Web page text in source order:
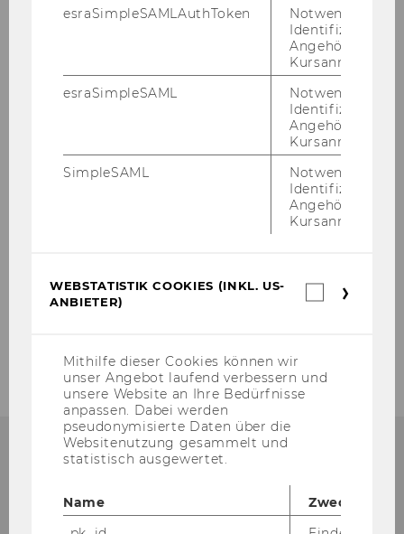
Department Board
Documents and Guidelines
Research
Department of Information
esraSimpleSAMLAuthToken
Notwendig zur
Identifizierung
Angehörige/r für
Kursanmeldung.
esraSimpleSAML
Notwendig zur
Identifizierung
Angehörige/r für
Kursanmeldung.
SimpleSAML
Notwendig zur
Identifizierung
Angehörige/r für
Kursanmeldung.
WEBSTATISTIK COOKIES (INKL. US-
ANBIETER)
Mithilfe dieser Cookies können wir
unser Angebot laufend verbessern und
unsere Website an Ihre Bedürfnisse
anpassen. Dabei werden
pseudonymisierte Daten über die
Websitenutzung gesammelt und
statistisch ausgewertet.
Name
Zweck